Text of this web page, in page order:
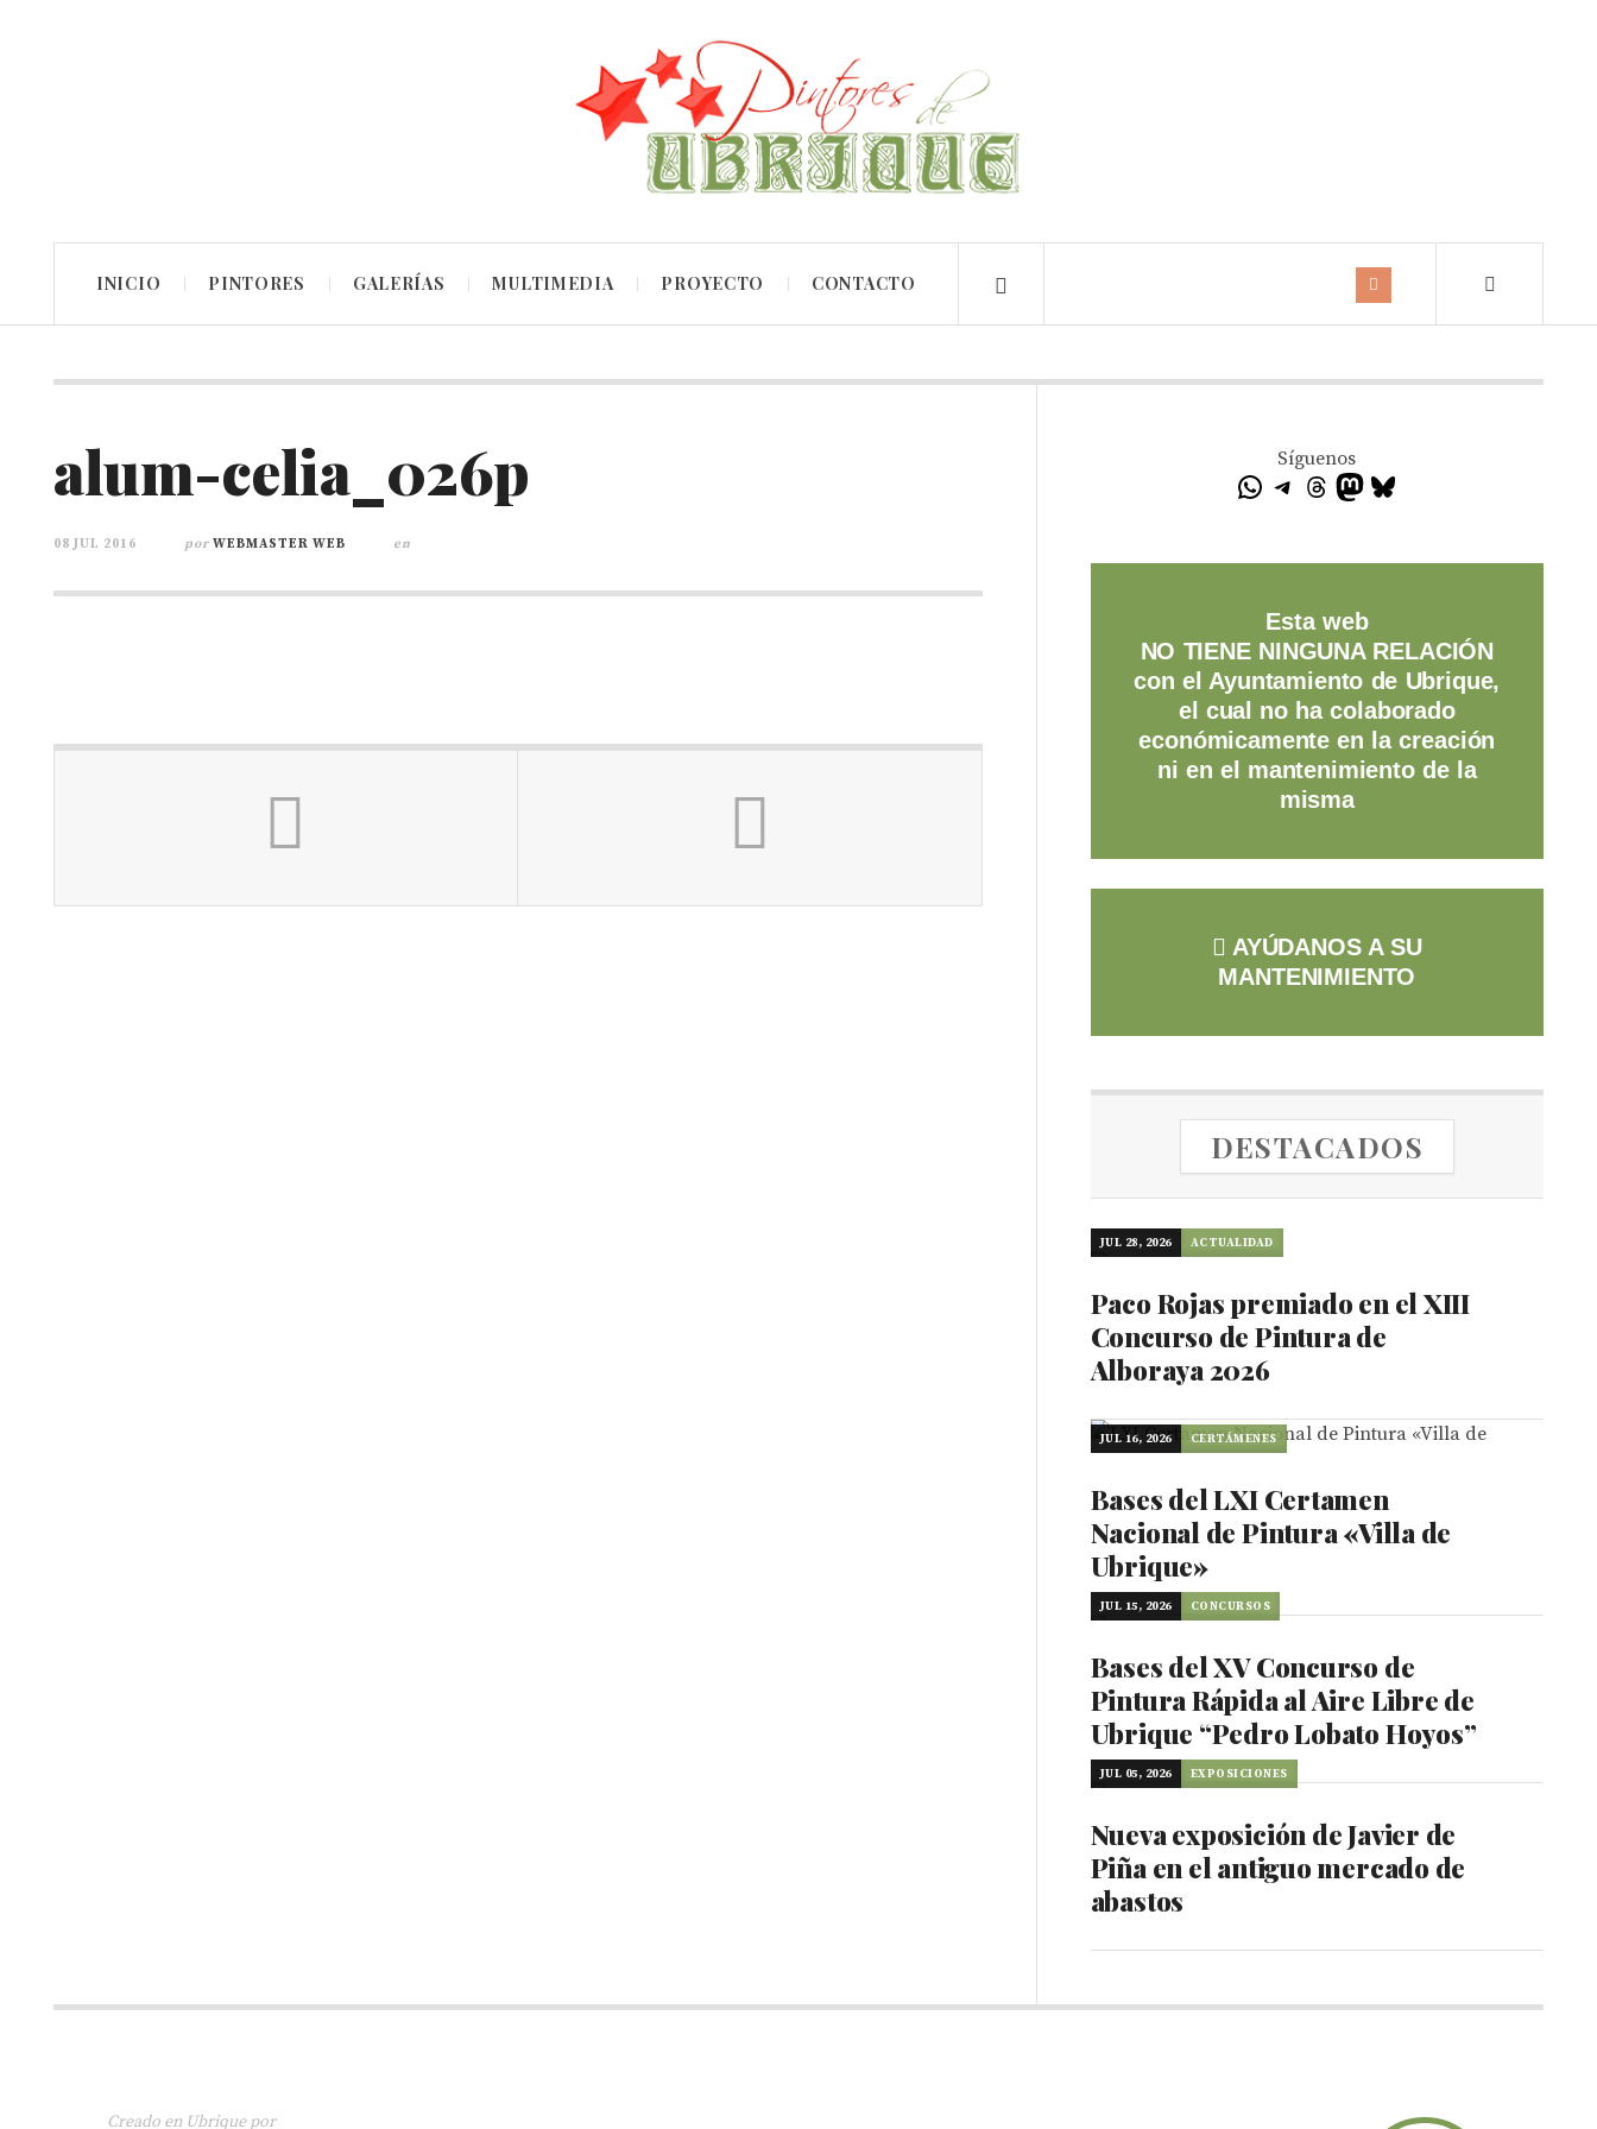
INICIO PINTORES GALERÍAS MULTIMEDIA PROYECTO CONTACTO
alum-celia_026p
08 JUL 2016 por WEBMASTER WEB en
Síguenos
Esta web
NO TIENE NINGUNA RELACIÓN
con el Ayuntamiento de Ubrique,
el cual no ha colaborado
económicamente en la creación
ni en el mantenimiento de la
misma
AYÚDANOS A SU
MANTENIMIENTO
DESTACADOS
JUL 28, 2026 ACTUALIDAD
Paco Rojas premiado en el XIII
Concurso de Pintura de
Alboraya 2026
JUL 16, 2026 CERTÁMENES
Bases del LXI Certamen
Nacional de Pintura «Villa de
Ubrique»
JUL 15, 2026 CONCURSOS
Bases del XV Concurso de
Pintura Rápida al Aire Libre de
Ubrique “Pedro Lobato Hoyos”
JUL 05, 2026 EXPOSICIONES
Nueva exposición de Javier de
Piña en el antiguo mercado de
abastos
Creado en Ubrique por